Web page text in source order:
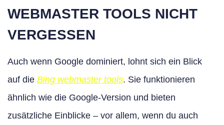
WEBMASTER TOOLS NICHT
VERGESSEN
Auch wenn Google dominiert, lohnt sich ein Blick
auf die Bing webmaster tools. Sie funktionieren
ähnlich wie die Google-Version und bieten
zusätzliche Einblicke – vor allem, wenn du auch